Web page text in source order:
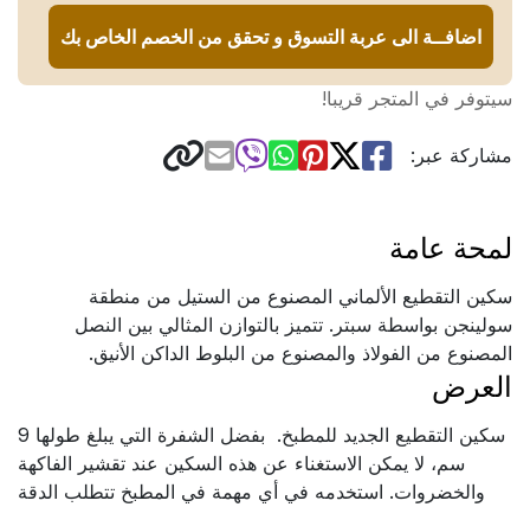
اضافــة الى عربة التسوق و تحقق من الخصم الخاص بك
سيتوفر في المتجر قريبا!
مشاركة عبر:
لمحة عامة
سكين التقطيع الألماني المصنوع من الستيل من منطقة
سولينجن بواسطة سبتر. تتميز بالتوازن المثالي بين النصل
المصنوع من الفولاذ والمصنوع من البلوط الداكن الأنيق.
العرض
سكين التقطيع الجديد للمطبخ. بفضل الشفرة التي يبلغ طولها 9
سم، لا يمكن الاستغناء عن هذه السكين عند تقشير الفاكهة
والخضروات. استخدمه في أي مهمة في المطبخ تتطلب الدقة